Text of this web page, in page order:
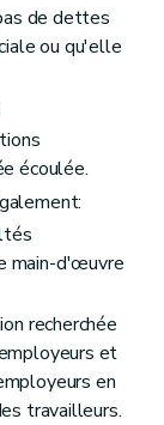
de dettes
ou qu'elle
écoulée.
main-d'œuvre
recherchée
et
en
travailleurs.